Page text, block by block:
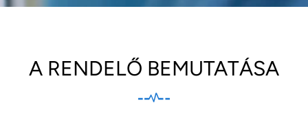
A RENDELŐ BEMUTATÁSA